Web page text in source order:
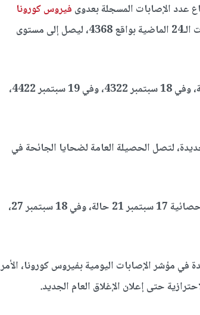
عدد الإصابات المسجلة بعدوى فيروس كورونا
"COVID-19" في المملكة المتحدة خلال الساعات الـ24 الماضية بواقع 4368، ليصل إلى مستوى
وبلغ مؤشر عدد الإصابات اليومية في 17 سبتمبر 3395 حالة، وفي 18 سبتمبر 4322، وفي 19 سبتمبر 4422،
أنها رصدت خلال اليوم الماضي 11 وفاة جديدة، لتصل الحصيلة العامة لضحايا الجائحة في
ويمثل هذا العدد تراجعا في مؤشر الوفيات حيث وصل في إحصائية 17 سبتمبر 21 حالة، وفي 18 سبتمبر 27،
في مؤشر الإصابات اليومية بفيروس كورونا، الأمر
حتى إعلان الإغلاق العام الجديد.